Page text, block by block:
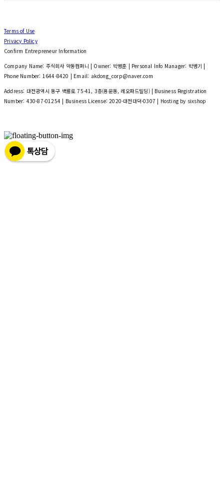
Terms of Use
Privacy Policy
Confirm Entrepreneur Information
Company Name: 주식회사 악동컴퍼니 | Owner: 박병훈 | Personal Info Manager: 박병기 |
Phone Number: 1644-8420 | Email: akdong_corp@naver.com
Address: 대전광역시 동구 백룡로 75-41, 3층(용운동, 레오파드빌딩) | Business Registration
Number: 430-87-01254 | Business License:2020-대전대덕-0307 | Hosting by sixshop